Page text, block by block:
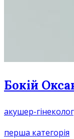
Бокій
акушер-
перша категорія